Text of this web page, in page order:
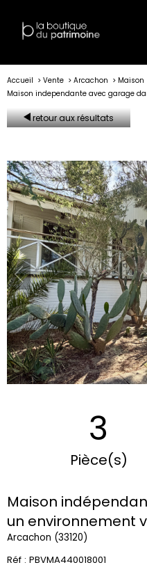
Accueil Vente Arcachon Maison
Maison independante avec garage
retour aux résultats
3
Pièce(s)
Maison
un environnement
Arcachon (33120)
Réf : PBVMA440018001